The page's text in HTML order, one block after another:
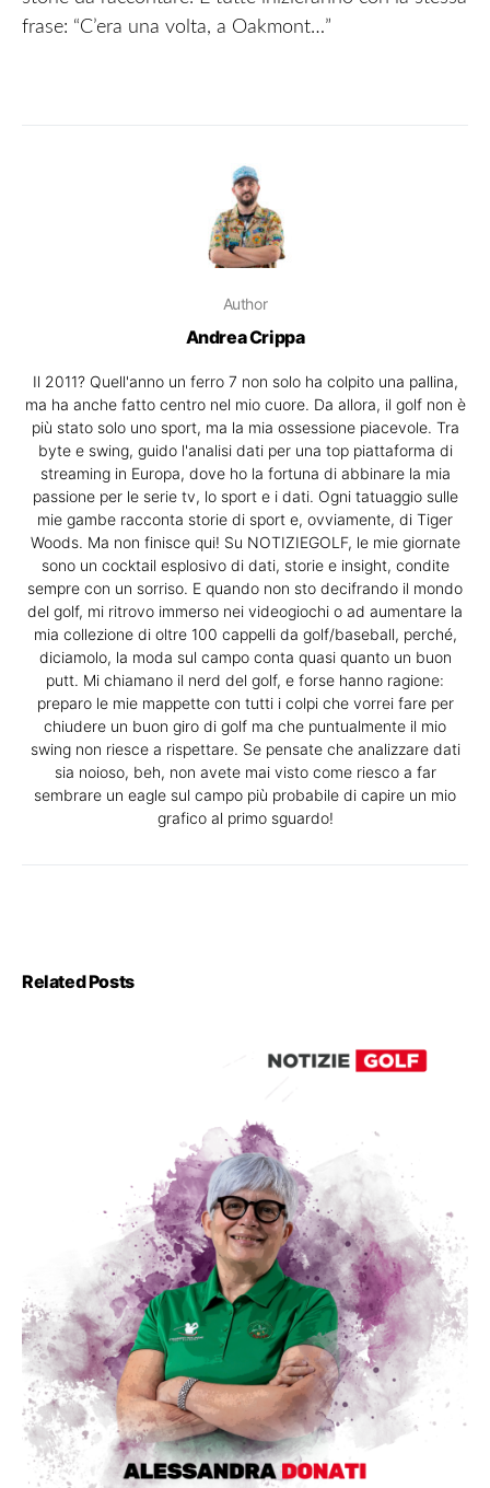
frase: “C’era una volta, a Oakmont…”
Author
Andrea Crippa
Il 2011? Quell'anno un ferro 7 non solo ha colpito una pallina,
ma ha anche fatto centro nel mio cuore. Da allora, il golf non è
più stato solo uno sport, ma la mia ossessione piacevole. Tra
byte e swing, guido l'analisi dati per una top piattaforma di
streaming in Europa, dove ho la fortuna di abbinare la mia
passione per le serie tv, lo sport e i dati. Ogni tatuaggio sulle
mie gambe racconta storie di sport e, ovviamente, di Tiger
Woods. Ma non finisce qui! Su NOTIZIEGOLF, le mie giornate
sono un cocktail esplosivo di dati, storie e insight, condite
sempre con un sorriso. E quando non sto decifrando il mondo
del golf, mi ritrovo immerso nei videogiochi o ad aumentare la
mia collezione di oltre 100 cappelli da golf/baseball, perché,
diciamolo, la moda sul campo conta quasi quanto un buon
putt. Mi chiamano il nerd del golf, e forse hanno ragione:
preparo le mie mappette con tutti i colpi che vorrei fare per
chiudere un buon giro di golf ma che puntualmente il mio
swing non riesce a rispettare. Se pensate che analizzare dati
sia noioso, beh, non avete mai visto come riesco a far
sembrare un eagle sul campo più probabile di capire un mio
grafico al primo sguardo!
Related Posts